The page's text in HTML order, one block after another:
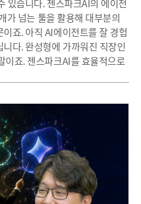
있습니다. 젠스파크AI의 에이전
가 넘는 툴을 활용해 대부분의
죠. 아직 AI에이전트를 잘 경험
다. 완성형에 가까워진 직장인
이죠. 젠스파크AI를 효율적으로